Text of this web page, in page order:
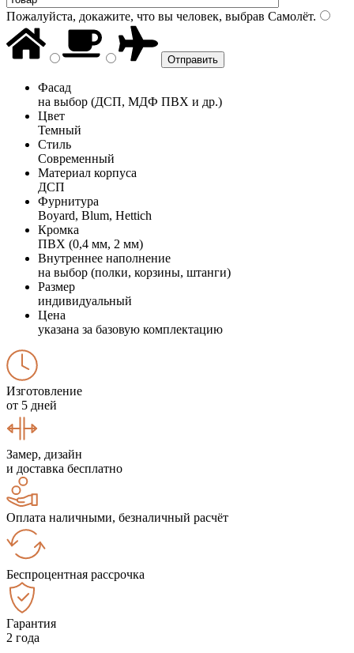
Пожалуйста, докажите, что вы человек, выбрав Самолёт.
Фасад
на выбор (ДСП, МДФ ПВХ и др.)
Цвет
Темный
Стиль
Современный
Материал корпуса
ДСП
Фурнитура
Boyard, Blum, Hettich
Кромка
ПВХ (0,4 мм, 2 мм)
Внутреннее наполнение
на выбор (полки, корзины, штанги)
Размер
индивидуальный
Цена
указана за базовую комплектацию
Изготовление
от 5 дней
Замер, дизайн
и доставка бесплатно
Оплата наличными, безналичный расчёт
Беспроцентная рассрочка
Гарантия
2 года